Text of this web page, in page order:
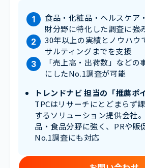
食品・化粧品・ヘルスケア
財分野に特化した調査に強
30年以上の実績とノウハウ
サルティングまでを支援
「売上高・出荷数」などの
にしたNo.1調査が可能
トレンドナビ 担当の「推薦ポ
TPCはリサーチにとどまらず
するソリューション提供会社
品・食品分野に強く、PRや販
No.1調査にも対応